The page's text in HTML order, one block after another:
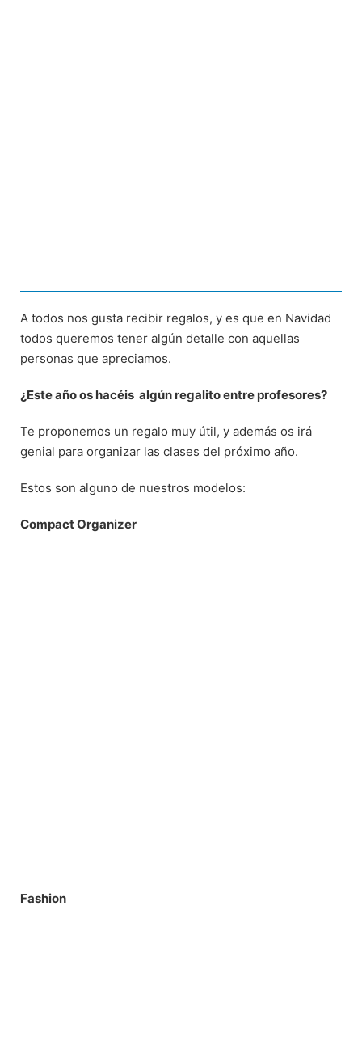
A todos nos gusta recibir regalos, y es que en Navidad
todos queremos tener algún detalle con aquellas
personas que apreciamos.
¿Este año os hacéis algún regalito entre profesores?
Te proponemos un regalo muy útil, y además os irá
genial para organizar las clases del próximo año.
Estos son alguno de nuestros modelos:
Compact Organizer
Fashion